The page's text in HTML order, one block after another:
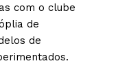
com o clube
de
de